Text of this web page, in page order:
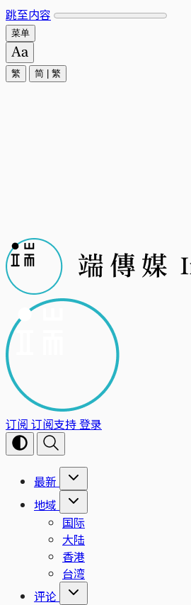
跳至内容
菜单
繁 简 繁
订阅 订阅支持登录
最新
地域
国际
大陆
香港
台湾
评论